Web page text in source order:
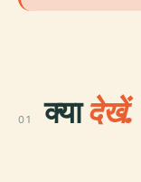
01 क्यादेखें.